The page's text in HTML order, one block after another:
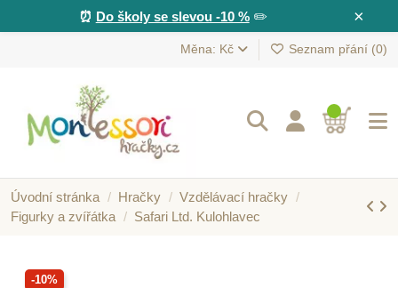
×
⏰ Do školy se slevou -10 %✏️
Měna: Kč Seznam přání (0)
Úvodní stránka Hračky
Vzdělávací hračky
Figurky a zvířátka
Safari Ltd. Kulohlavec
-10%